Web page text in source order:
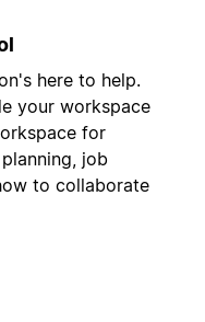
here to help.
your workspace
for
job
to collaborate